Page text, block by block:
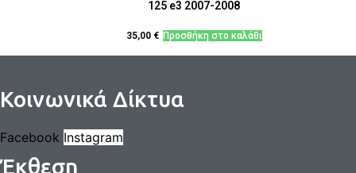
125 e3 2007-2008
35,00 € Προσθήκη στο καλάθι
Κοινωνικά Δίκτυα
Facebook Instagram
Έκθεση